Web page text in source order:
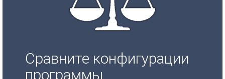
Сравните конфигурации
программы